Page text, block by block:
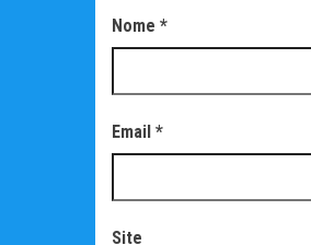
Nome *
Email *
Site